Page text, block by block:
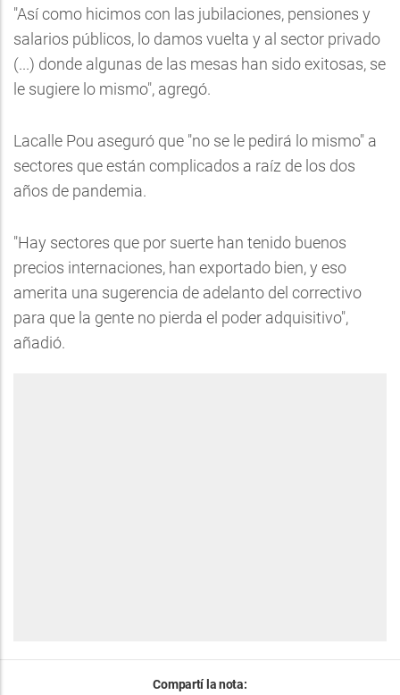
"Así como hicimos con las jubilaciones, pensiones y
salarios públicos, lo damos vuelta y al sector privado
(...) donde algunas de las mesas han sido exitosas, se
le sugiere lo mismo", agregó.
Lacalle Pou aseguró que "no se le pedirá lo mismo" a
sectores que están complicados a raíz de los dos
años de pandemia.
"Hay sectores que por suerte han tenido buenos
precios internaciones, han exportado bien, y eso
amerita una sugerencia de adelanto del correctivo
para que la gente no pierda el poder adquisitivo",
añadió.
Compartí la nota: